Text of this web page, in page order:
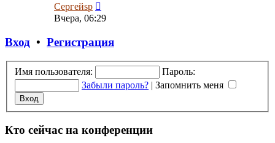
Сергейsp
к
Вчера, 06:29
Вход • Регистрация
Имя пользователя:
Пароль:
Забыли пароль? | Запомнить меня
Кто сейчас на конференции